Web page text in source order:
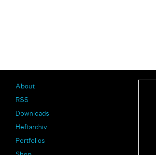
About
RSS
Downloads
Heftarchiv
Portfolios